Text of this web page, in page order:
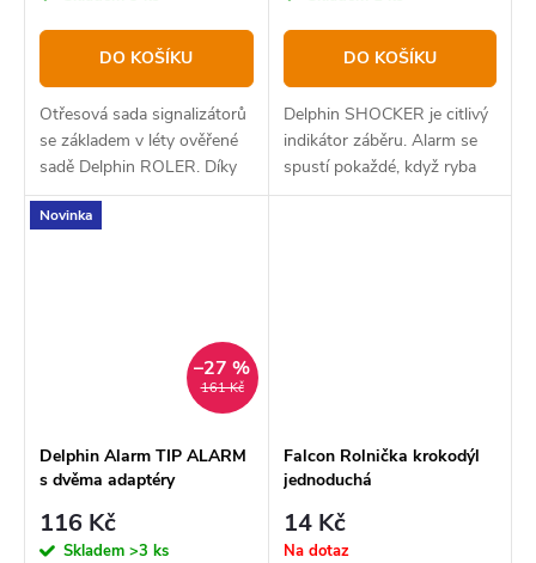
DO KOŠÍKU
Otřesová sada signalizátorů
se základem v léty ověřené
sadě Delphin ROLER. Díky
kvalitním otřesovým čidlům
dokáže sada spolehlivě
DO KOŠÍKU
Delphin SHOCKER je citlivý
indikátor záběru. Alarm se
spustí pokaždé, když ryba
otřese prutem.
Novinka
161 Kč
–27 %
Delphin Alarm TIP ALARM
s dvěma adaptéry
116 Kč
Skladem >3 ks
Falcon Rolnička krokodýl
jednoduchá
14 Kč
Na dotaz